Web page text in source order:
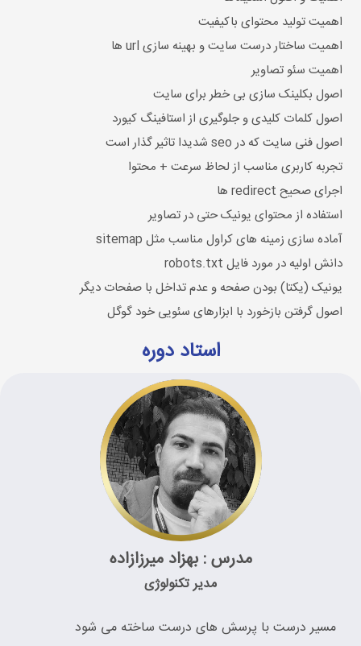
اهمیت تولید محتوای باکیفیت
اهمیت ساختار درست سایت و بهینه سازی url ها
اهمیت سئو تصاویر
اصول بکلینک سازی بی خطر برای سایت
اصول کلمات کلیدی و جلوگیری از استافینگ کیورد
اصول فنی سایت که در seo شدیدا تاثیر گذار است
تجربه کاربری مناسب از لحاظ سرعت + محتوا
اجرای صحیح redirect ها
استفاده از محتوای یونیک حتی در تصاویر
آماده سازی زمینه های کراول مناسب مثل sitemap
دانش اولیه در مورد فایل robots.txt
یونیک (یکتا) بودن صفحه و عدم تداخل با صفحات دیگر
اصول گرفتن بازخورد با ابزارهای سئویی خود گوگل
استاد دوره
مدرس : بهزاد میرزازاده
مدیر تکنولوژی
مسیر درست با پرسش های درست ساخته می شود